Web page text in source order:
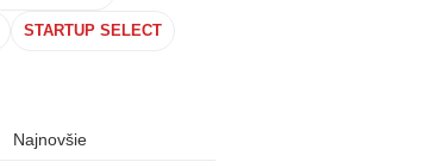
STARTUP SELECT
Najnovšie